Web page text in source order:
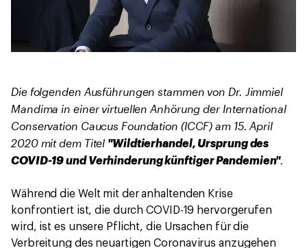
Die folgenden Ausführungen stammen von Dr. Jimmiel
Mandima in einer virtuellen Anhörung der International
Conservation Caucus Foundation (ICCF) am 15. April
2020 mit dem Titel "Wildtierhandel, Ursprung des
COVID-19 und Verhinderung künftiger Pandemien".
Während die Welt mit der anhaltenden Krise
konfrontiert ist, die durch COVID-19 hervorgerufen
wird, ist es unsere Pflicht, die Ursachen für die
Verbreitung des neuartigen Coronavirus anzugehen